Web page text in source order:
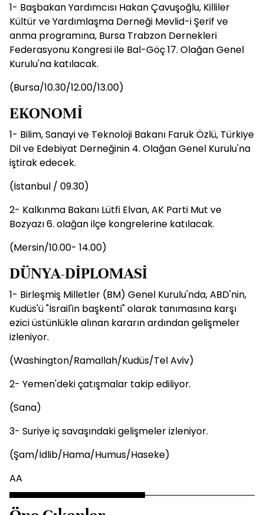
1- Başbakan Yardımcısı Hakan Çavuşoğlu, Killiler
Kültür ve Yardımlaşma Derneği Mevlid-i Şerif ve
anma programına, Bursa Trabzon Dernekleri
Federasyonu Kongresi ile Bal-Göç 17. Olağan Genel
Kurulu'na katılacak.
(Bursa/10.30/12.00/13.00)
EKONOMİ
1- Bilim, Sanayi ve Teknoloji Bakanı Faruk Özlü, Türkiye
Dil ve Edebiyat Derneğinin 4. Olağan Genel Kurulu'na
iştirak edecek.
(İstanbul / 09.30)
2- Kalkınma Bakanı Lütfi Elvan, AK Parti Mut ve
Bozyazı 6. olağan ilçe kongrelerine katılacak.
(Mersin/10.00- 14.00)
DÜNYA-DİPLOMASİ
1- Birleşmiş Milletler (BM) Genel Kurulu'nda, ABD'nin,
Kudüs'ü "İsrail'in başkenti" olarak tanımasına karşı
ezici üstünlükle alınan kararın ardından gelişmeler
izleniyor.
(Washington/Ramallah/Kudüs/Tel Aviv)
2- Yemen'deki çatışmalar takip ediliyor.
(Sana)
3- Suriye iç savaşındaki gelişmeler izleniyor.
(Şam/İdlib/Hama/Humus/Haseke)
AA